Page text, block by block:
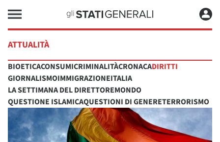
ATTUALITÀ
BIOETICACONSUMICRIMINALITÀCRONACADIRITTI
GIORNALISMOIMMIGRAZIONEITALIA
LA SETTIMANA DEL DIRETTOREMONDO
QUESTIONE ISLAMICAQUESTIONI DI GENERETERRORISMO